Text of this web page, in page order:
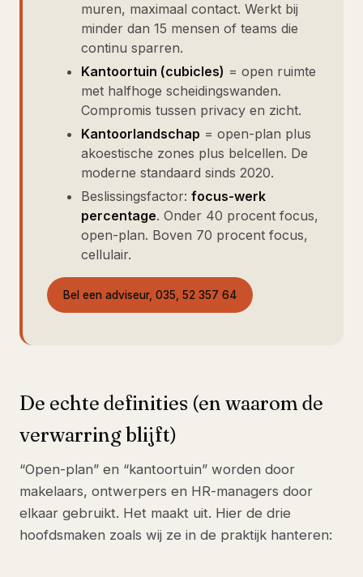
muren, maximaal contact. Werkt bij
minder dan 15 mensen of teams die
continu sparren.
Kantoortuin (cubicles) = open ruimte
met halfhoge scheidingswanden.
Compromis tussen privacy en zicht.
Kantoorlandschap = open-plan plus
akoestische zones plus belcellen. De
moderne standaard sinds 2020.
Beslissingsfactor: focus-werk
percentage. Onder 40 procent focus,
open-plan. Boven 70 procent focus,
cellulair.
Bel een adviseur, 035, 52 357 64
De echte definities (en waarom de
verwarring blijft)
“Open-plan” en “kantoortuin” worden door
makelaars, ontwerpers en HR-managers door
elkaar gebruikt. Het maakt uit. Hier de drie
hoofdsmaken zoals wij ze in de praktijk hanteren: